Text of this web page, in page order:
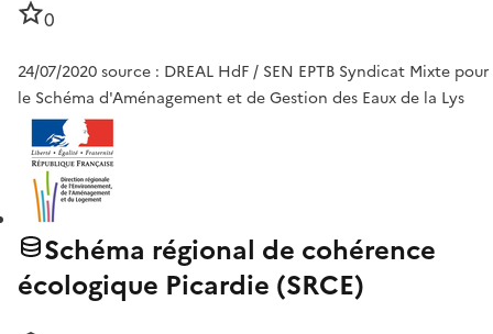
0
24/07/2020 source : DREAL HdF / SEN EPTB Syndicat Mixte pour
le Schéma d'Aménagement et de Gestion des Eaux de la Lys
Schéma régional de cohérence
écologique Picardie (SRCE)